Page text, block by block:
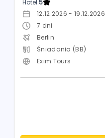
Hotel:5
12.12.2026 - 19.12.2026
7 dni
Berlin
Śniadania (BB)
Exim Tours